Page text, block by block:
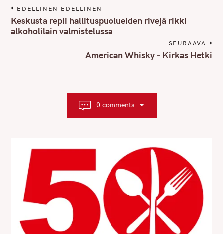
P
o
s
EDELLINEN EDELLINEN
Keskusta repii hallituspuolueiden rivejä rikki
alkoholilain valmistelussa
SEURAAVA
American Whisky – Kirkas Hetki
0 comments